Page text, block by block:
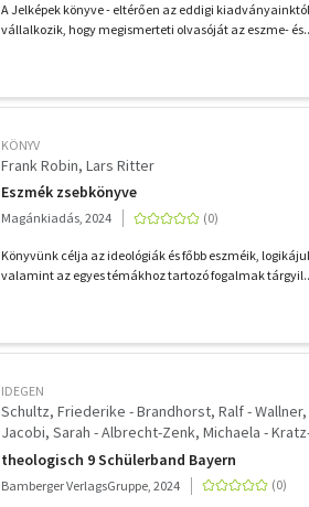
A Jelképek könyve - eltérően az eddigi
vállalkozik, hogy megismerteti olvasóját az eszme-
KÖNYV
Frank Robin Lars Ritter
Eszmék zsebkönyve
Magánkiadás, 2024
Könyvünk célja az ideológiák és főbb eszméik,
valamint az egyes témákhoz tartozó fogalmak
IDEGEN
Schultz, Friederike - Brandhorst, Ralf -
Jacobi, Sarah - Albrecht-Zenk, Michaela -
- Bednorz, Lars - Roggenkamp, Antje - Wallner,
theologisch 9 Schülerband Bayern
Bamberger VerlagsGruppe, 2024